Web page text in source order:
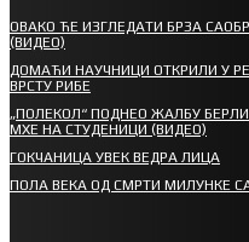
ОВАКО ЋЕ ИЗГЛЕДАТИ БРЗА
(ВИДЕО)
ДОМАЋИ НАУЧНИЦИ ОТКРИЛИ У
ВРСТУ РИБЕ
„ПОЛЕКОЛ“ ПОДНЕО ЖАЛБУ
МХЕ НА СТУДЕНИЦИ (ВИДЕО)
ГОКЧАНИЦА УВЕК ВЕДРА ЛИЦА
ПОЛА ВЕКА ОД СМРТИ МИЛУНКЕ